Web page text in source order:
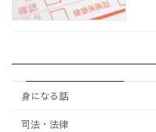
身になる話
司法・法律